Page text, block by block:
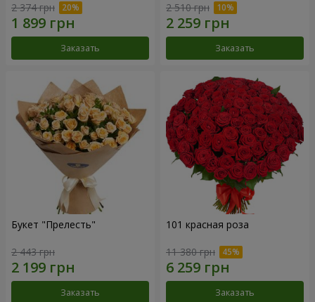
2 374 грн
Заказать
2 510 грн
Заказать
Букет "Прелесть"
2 443 грн
Заказать
101 красная роза
11 380 грн
Заказать